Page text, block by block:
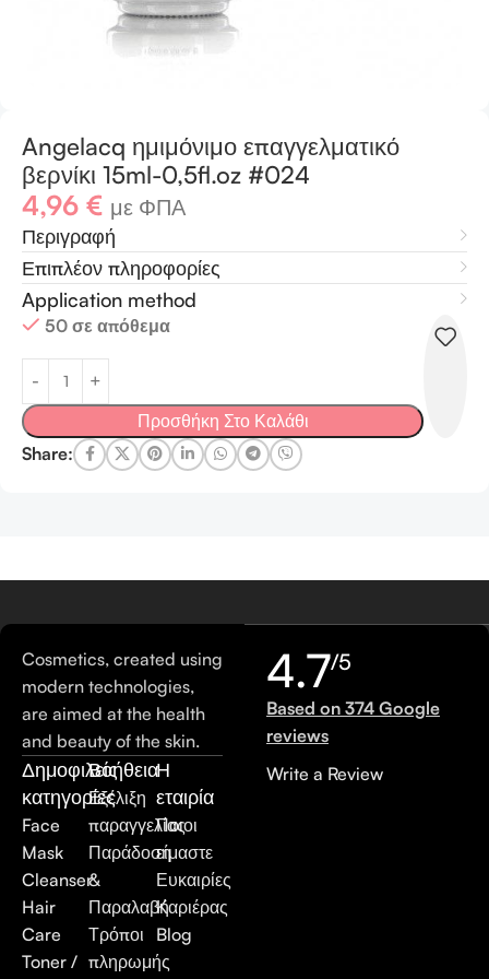
Angelacq ημιμόνιμο επαγγελματικό
βερνίκι 15ml-0,5fl.oz #024
4,96 € με ΦΠΑ
Περιγραφή
Επιπλέον πληροφορίες
Application method
50 σε απόθεμα
Προσθήκη Στο Καλάθι
Share:
Cosmetics, created using
modern technologies,
are aimed at the health
and beauty of the skin.
Δημοφιλείς
κατηγορίες
Face
Mask
Cleanser
Hair
Care
Toner /
Βοήθεια
Εξέλιξη
παραγγελίας
Παράδοση
&
Παραλαβή
Τρόποι
πληρωμής
Η
εταιρία
Ποιοι
είμαστε
Ευκαιρίες
Καριέρας
Blog
4.7/5
Based on 374 Google
reviews
Write a Review